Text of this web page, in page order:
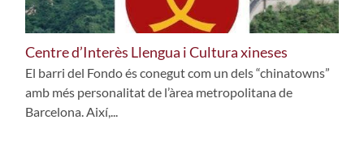
Centre d’Interès Llengua i Cultura xineses
El barri del Fondo és conegut com un dels “chinatowns”
amb més personalitat de l’àrea metropolitana de
Barcelona. Així,...